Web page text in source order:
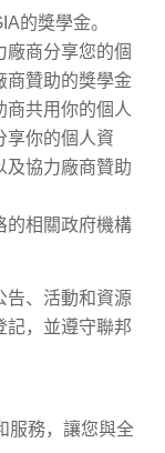
的獎學金。
商分享您的個
商贊助的獎學金
商共用你的個人
享你的個人資
及協力廠商贊助
的相關政府機構
告、活動和資源
記，並遵守聯邦
服務，讓您與全